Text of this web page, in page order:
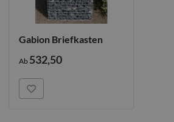
Gabion Briefkasten
Ab 532,50